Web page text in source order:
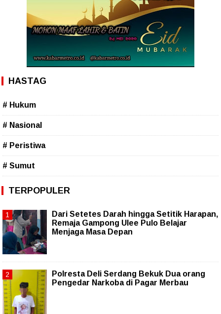
HASTAG
# Hukum
# Nasional
# Peristiwa
# Sumut
TERPOPULER
Dari Setetes Darah hingga Setitik Harapan,
Remaja Gampong Ulee Pulo Belajar
Menjaga Masa Depan
Polresta Deli Serdang Bekuk Dua orang
Pengedar Narkoba di Pagar Merbau